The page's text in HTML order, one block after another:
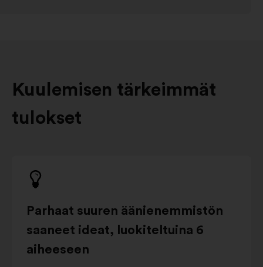
Kuulemisen tärkeimmät
tulokset
Parhaat suuren äänienemmistön
saaneet ideat, luokiteltuina 6
aiheeseen